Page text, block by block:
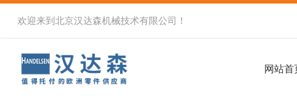
欢迎来到北京汉达森机械技术有限公司！
网站首